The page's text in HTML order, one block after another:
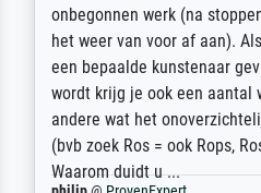
eine Überraschung für die
Ehefrau sein zum Hochzeits-
auch Geburtstag sein) doch
Hause zugestellt wurde.